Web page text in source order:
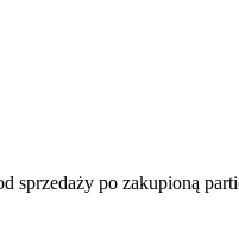
po zakupioną